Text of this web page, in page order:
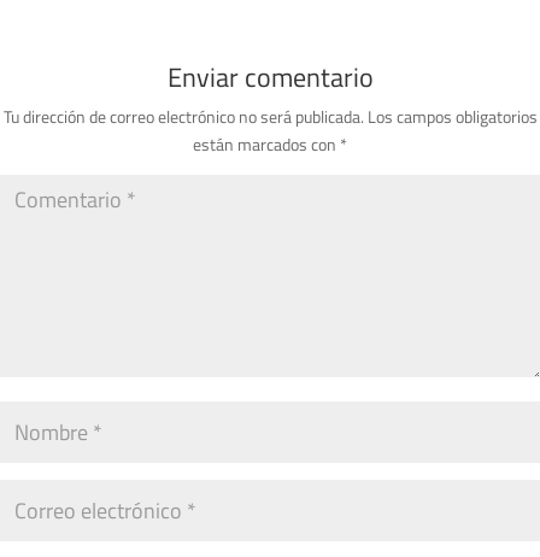
Enviar comentario
Tu dirección de correo electrónico no será publicada. Los campos obligatorios
están marcados con *